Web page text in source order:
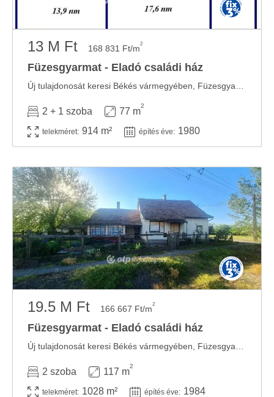
13 M Ft 168 831 Ft/m2
Füzesgyarmat - Eladó családi ház
2 + 1 szoba 77 m
2
telekméret: 914 m² építés éve: 1980
19.5 M Ft 166 667 Ft/m2
Füzesgyarmat - Eladó családi ház
2 szoba 117 m
2
telekméret: 1028 m² építés éve: 1984